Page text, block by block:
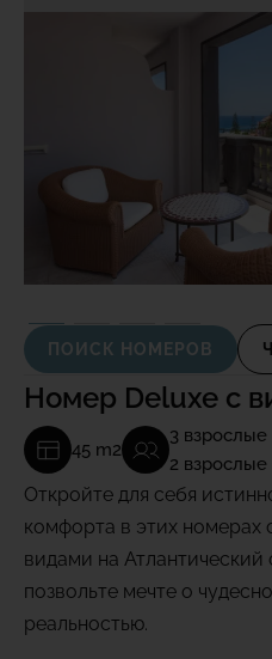
ПОИСК НОМЕРОВ
Номер Deluxe с
45 m2
3 взрослые
2 взрослые
Откройте для себя
комфорта в этих номерах
видами на Атлантический
позвольте мечте о
реальностью.